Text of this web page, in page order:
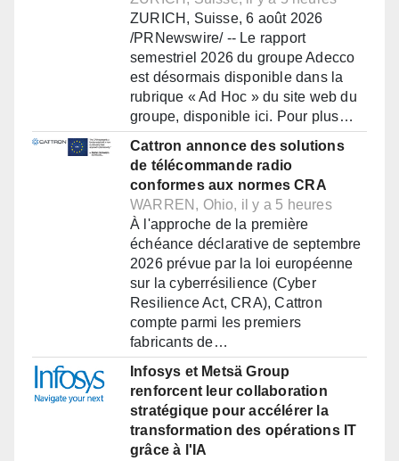
ZURICH, Suisse, 6 août 2026
/PRNewswire/ -- Le rapport
semestriel 2026 du groupe Adecco
est désormais disponible dans la
rubrique « Ad Hoc » du site web du
groupe, disponible ici. Pour plus…
Cattron annonce des solutions
de télécommande radio
conformes aux normes CRA
WARREN, Ohio, il y a 5 heures
À l'approche de la première
échéance déclarative de septembre
2026 prévue par la loi européenne
sur la cyberrésilience (Cyber
Resilience Act, CRA), Cattron
compte parmi les premiers
fabricants de…
Infosys et Metsä Group
renforcent leur collaboration
stratégique pour accélérer la
transformation des opérations IT
grâce à l'IA